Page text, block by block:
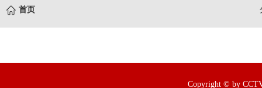
首页
Copyright © by